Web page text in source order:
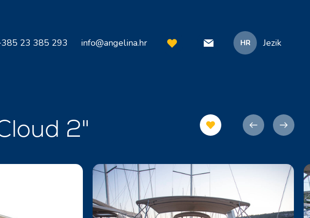
23 385 293 info@angelina.hr HR Jezik
2"